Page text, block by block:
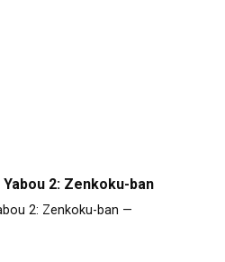
2: Zenkoku-ban
2: Zenkoku-ban —